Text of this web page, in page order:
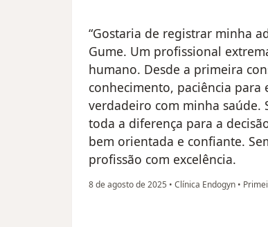
“Gostaria de registrar minha
Gume. Um profissional
humano. Desde a primeira
conhecimento, paciência
verdadeiro com minha saúde.
toda a diferença para a
bem orientada e confiante.
profissão com excelência.
8 de agosto de 2025 • Clínica Endogyn •